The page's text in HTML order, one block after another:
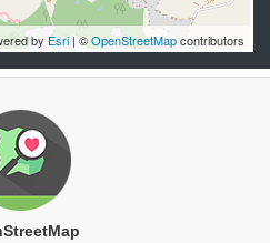
by Esri | ©OpenStreetMapcontributors